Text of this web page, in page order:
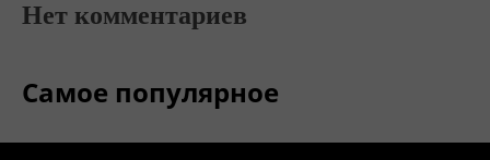
Нет комментариев
Самое популярное